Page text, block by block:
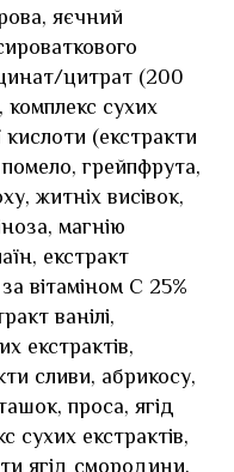
яєчний
цитрат (200
сухих
кислоти (екстракти
грейпфрута,
житніх висівок,
магнію
екстракт
вітаміном С 25%
ванілі,
екстрактів,
сливи, абрикосу,
проса, ягід
сухих екстрактів,
ягід смородини,